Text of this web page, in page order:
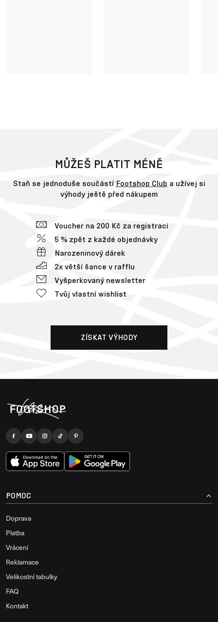
MŮŽEŠ PLATIT MÉNĚ
Staň se jednoduše součástí Footshop Club a užívej si
výhody ještě před nákupem
Voucher na 200 Kč za registraci
5 % zpět z každé objednávky
Narozeninový dárek
2x větší šance v rafflu
Vyšperkovaný newsletter
Tvůj vlastní wishlist
ZÍSKAT VÝHODY
POMOC
Doprava
Platba
Vrácení
Reklamace
Velikostní tabulky
FAQ
Kontakt